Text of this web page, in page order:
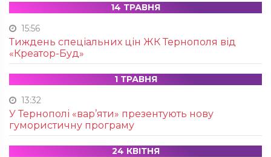
14 ТРАВНЯ
15:56
Тиждень спеціальних цін ЖК Тернополя від
«Креатор-Буд»
1 ТРАВНЯ
13:32
У Тернополі «вар’яти» презентують нову
гумористичну програму
24 КВІТНЯ